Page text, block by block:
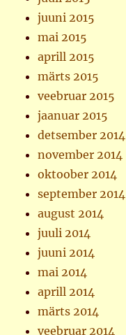
juuni 2015
mai 2015
aprill 2015
märts 2015
veebruar 2015
jaanuar 2015
detsember 2014
november 2014
oktoober 2014
september 2014
august 2014
juuli 2014
juuni 2014
mai 2014
aprill 2014
märts 2014
veebruar 2014